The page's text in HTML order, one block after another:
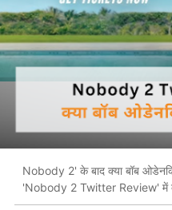
Nobody 2' के बाद क्या बॉब
'Nobody 2 Twitter Review' में